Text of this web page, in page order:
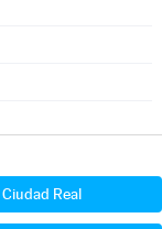
Ciudad Real